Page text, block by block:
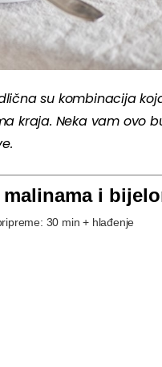
su kombinacija
kraja. Neka vam ovo
malinama i
30 min + hlađenje